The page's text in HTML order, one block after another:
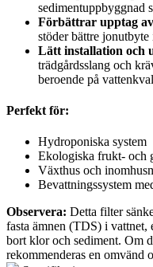
sedimentuppbyggnad
Förbättrar upptag
stöder bättre jonutbyte
Lätt installation och
trädgårdsslang och
beroende på
Perfekt för:
Hydroponiska system
Ekologiska frukt- och
Växthus och
Bevattningssystem
Observera: Detta filter
fasta ämnen (TDS) i vattnet,
bort klor och sediment. Om
rekommenderas en omvänd